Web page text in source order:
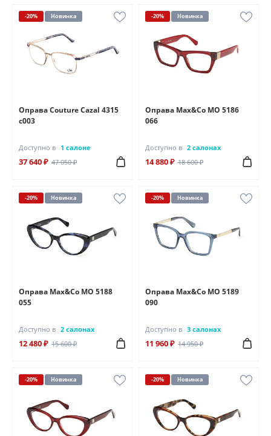
-20% Новинка
Оправа Couture Cazal 4315
c003
Доступно в 1 салоне
37 640 ₽ 47 050 ₽
-20% Новинка
Оправа Max&Co MO 5186
066
Доступно в 2 салонах
14 880 ₽ 18 600 ₽
-20% Новинка
Оправа Max&Co MO 5188
055
Доступно в 2 салонах
12 480 ₽ 15 600 ₽
-20% Новинка
Оправа Max&Co MO 5189
090
Доступно в 3 салонах
11 960 ₽ 14 950 ₽
-20% Новинка -20% Новинка